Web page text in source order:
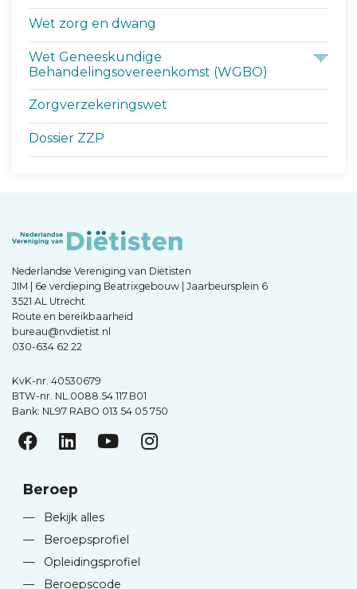
Wet zorg en dwang
Wet Geneeskundige
Behandelingsovereenkomst (WGBO)
Zorgverzekeringswet
Dossier ZZP
Nederlandse Vereniging van Diëtisten
JIM | 6e verdieping Beatrixgebouw | Jaarbeursplein 6
3521 AL Utrecht
Route en bereikbaarheid
bureau@nvdietist.nl
030-634 62 22
KvK-nr. 40530679
BTW-nr. NL.0088.54.117.B01
Bank: NL97 RABO 013 54 05 750
Beroep
—
Bekijk alles
—
Beroepsprofiel
—
Opleidingsprofiel
—
Beroepscode